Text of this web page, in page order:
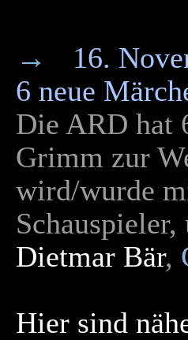
→ 16.
6 neue
Die ARD hat
Grimm zur
wird/wurde
Schauspieler,
Dietmar Bär,
Hier sind